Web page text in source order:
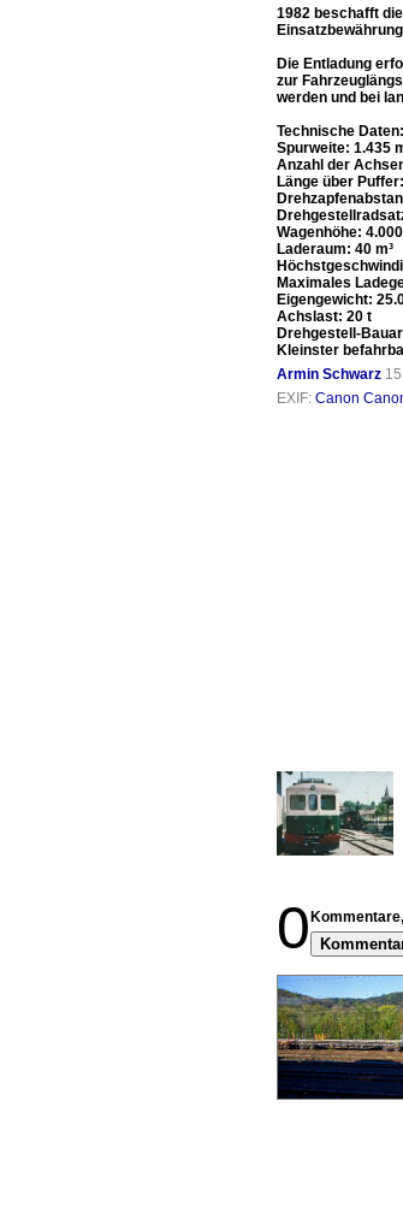
1982 beschafft
Die Entladung
zur
werden und bei
Technische Daten:
Spurweite: 1.435
Anzahl der
Länge über
Wagenhöhe:
Laderaum: 40 m³
Maximales
Eigengewicht:
Achslast: 20 t
Drehgestell-
Kleinster
Armin Schwarz
EXIF: Canon
0 Kommentare,